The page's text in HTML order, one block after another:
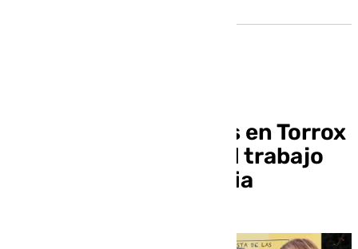
La Fiesta de las Migas en Torrox
se celebra «gracias al trabajo
de todos» bajo la lluvia